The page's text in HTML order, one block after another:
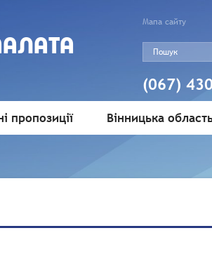
Мапа сайту
(067)
пропозиції Вінницька